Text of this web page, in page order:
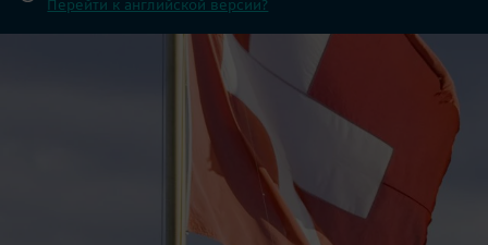
Перейти к английской версии?